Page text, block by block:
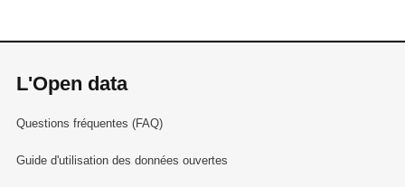
L'Open data
Questions fréquentes (FAQ)
Guide d'utilisation des données ouvertes